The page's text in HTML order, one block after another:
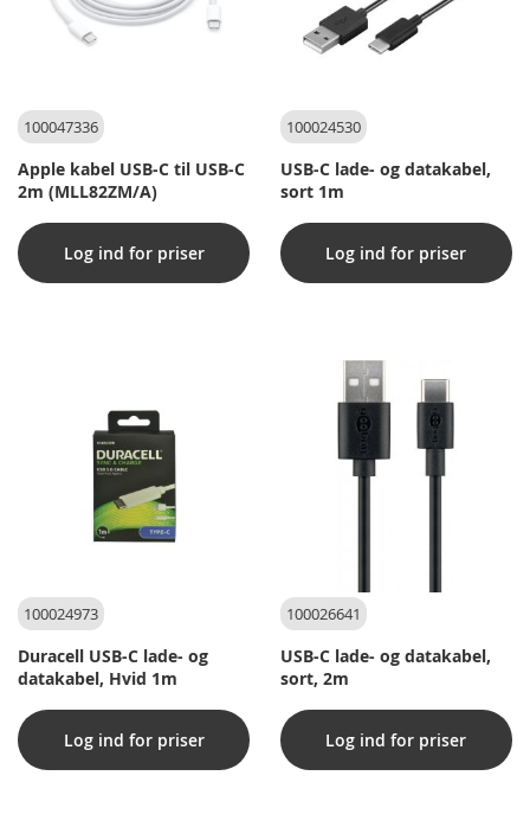
100047336
Apple kabel USB-C til USB-C
2m (MLL82ZM/A)
Log ind for priser
100024530
USB-C lade- og datakabel,
sort 1m
Log ind for priser
100024973
Duracell USB-C lade- og
datakabel, Hvid 1m
Log ind for priser
100026641
USB-C lade- og datakabel,
sort, 2m
Log ind for priser